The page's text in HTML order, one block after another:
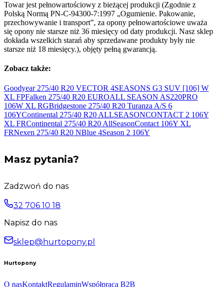
Towar jest pełnowartościowy z bieżącej produkcji (Zgodnie z
Polską Normą PN-C-94300-7:1997 „Ogumienie. Pakowanie,
przechowywanie i transport”, za opony pełnowartościowe uważa
się opony nie starsze niż 36 miesięcy od daty produkcji. Nasz sklep
dokłada wszelkich starań aby sprzedawane produkty były nie
starsze niż 18 miesięcy.), objęty pełną gwarancją.
Zobacz także:
Goodyear 275/40 R20 VECTOR 4SEASONS G3 SUV [106] W
XL FPFalken 275/40 R20 EUROALL SEASON AS220PRO
106W XL RGBridgestone 275/40 R20 Turanza A/S 6
106YContinental 275/40 R20 ALLSEASONCONTACT 2 106Y
XL FRContinental 275/40 R20 AllSeasonContact 106Y XL
FRNexen 275/40 R20 NBlue 4Season 2 106Y
Masz pytania?
Zadzwoń do nas
32 706 10 18
Napisz do nas
sklep@hurtopony.pl
Hurtopony
O nasKontaktRegulaminWspółpraca B2B